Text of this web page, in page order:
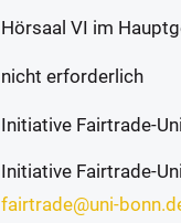
Hörsaal VI im
nicht erforderlich
Initiative Fairtrade-
Initiative Fairtrade-
fairtrade@uni-